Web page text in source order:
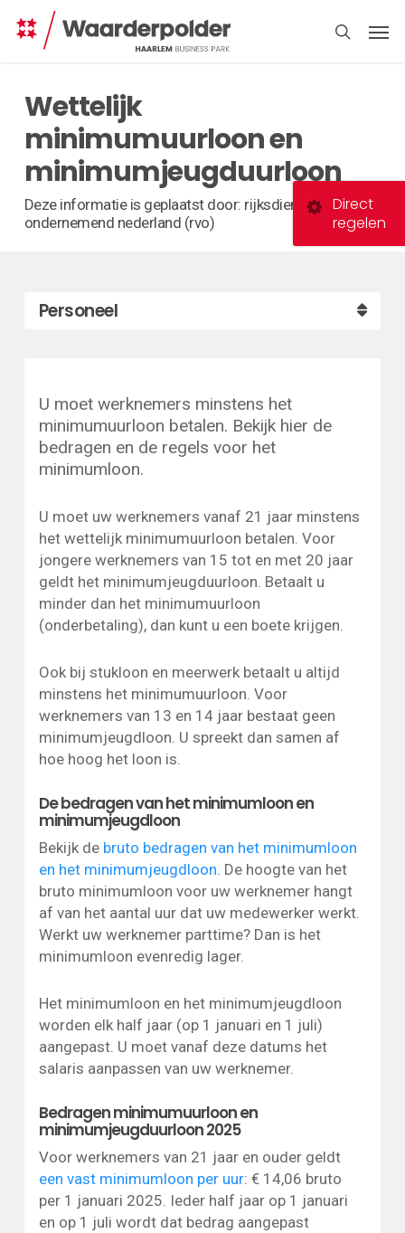
search
Wettelijk
minimumuurloon en
minimumjeugduurloon
Deze informatie is geplaatst door: rijksdienst voor
ondernemend nederland (rvo)
Personeel
U moet werknemers minstens het
minimumuurloon betalen. Bekijk hier de
bedragen en de regels voor het
minimumloon.
U moet uw werknemers vanaf 21 jaar minstens
het wettelijk minimumuurloon betalen. Voor
jongere werknemers van 15 tot en met 20 jaar
geldt het minimumjeugduurloon. Betaalt u
minder dan het minimumuurloon
(onderbetaling), dan kunt u een boete krijgen.
Ook bij stukloon en meerwerk betaalt u altijd
minstens het minimumuurloon. Voor
werknemers van 13 en 14 jaar bestaat geen
minimumjeugdloon. U spreekt dan samen af
hoe hoog het loon is.
De bedragen van het minimumloon en
minimumjeugdloon
Bekijk de bruto bedragen van het minimumloon
en het minimumjeugdloon . De hoogte van het
bruto minimumloon voor uw werknemer hangt
af van het aantal uur dat uw medewerker werkt.
Werkt uw werknemer parttime? Dan is het
minimumloon evenredig lager.
Het minimumloon en het minimumjeugdloon
worden elk half jaar (op 1 januari en 1 juli)
aangepast. U moet vanaf deze datums het
salaris aanpassen van uw werknemer.
Bedragen minimumuurloon en
minimumjeugduurloon 2025
Voor werknemers van 21 jaar en ouder geldt
een vast minimumloon per uur: € 14,06 bruto
per 1 januari 2025. Ieder half jaar op 1 januari
en op 1 juli wordt dat bedrag aangepast
Direct
regelen